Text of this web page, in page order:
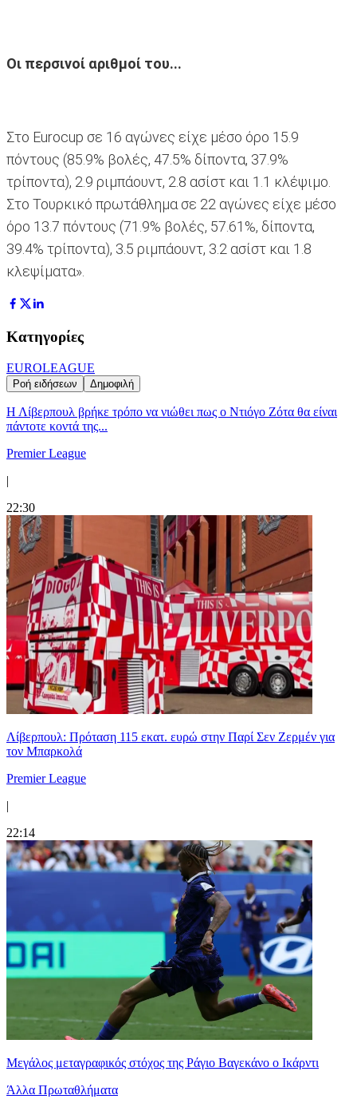
Οι περσινοί αριθμοί του...
Στο Eurocup σε 16 αγώνες είχε μέσο όρο 15.9
πόντους (85.9% βολές, 47.5% δίποντα, 37.9%
τρίποντα), 2.9 ριμπάουντ, 2.8 ασίστ και 1.1 κλέψιμο.
Στο Τουρκικό πρωτάθλημα σε 22 αγώνες είχε μέσο
όρο 13.7 πόντους (71.9% βολές, 57.61%, δίποντα,
39.4% τρίποντα), 3.5 ριμπάουντ, 3.2 ασίστ και 1.8
κλεψίματα».
Κατηγορίες
EUROLEAGUE
Ροή ειδήσεων Δημοφιλή
Η Λίβερπουλ βρήκε τρόπο να νιώθει πως ο Ντιόγο Ζότα θα είναι
πάντοτε κοντά της...
Premier League
|
22:30
Λίβερπουλ: Πρόταση 115 εκατ. ευρώ στην Παρί Σεν Ζερμέν για
τον Μπαρκολά
Premier League
|
22:14
Μεγάλος μεταγραφικός στόχος της Ράγιο Βαγεκάνο ο Ικάρντι
Άλλα Πρωταθλήματα